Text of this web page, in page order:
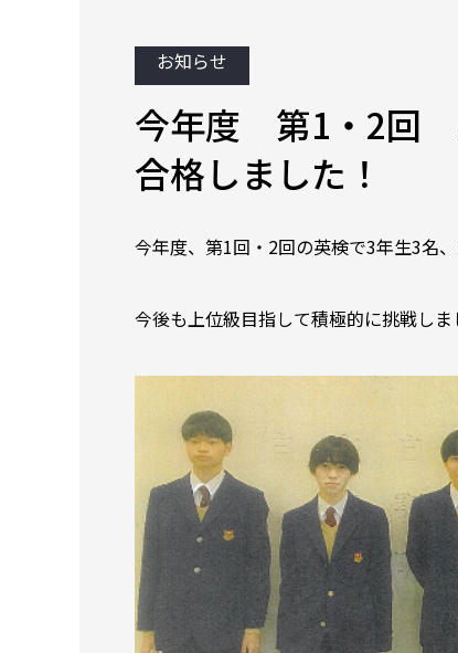
お知らせ
今年度 第1・2回
合格しました！
今年度、第1回・2回の英検で3年生3名
今後も上位級目指して積極的に挑戦しま